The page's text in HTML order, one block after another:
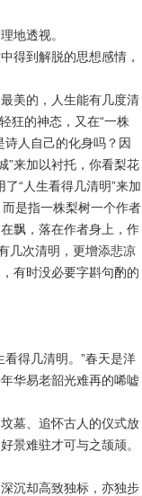
地透视。
得到解脱的思想感情，
美的，人生能有几度清
狂的神态，又在“一株
诗人自己的化身吗？因
”来加以衬托，你看梨花
“人生看得几清明”来加
而是指一株梨树一个作者
飘，落在作者身上，作
几次清明，更增添悲凉
有时没必要字斟句酌的
得几清明。”春天是洋
华易老韶光难再的唏嘘
墓、追怀古人的仪式放
景难驻才可与之颉颃。
沉却高致独标，亦独步